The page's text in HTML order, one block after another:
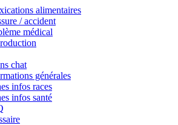
alimentaires
/ accident
médical
chat
générales
infos races
infos santé